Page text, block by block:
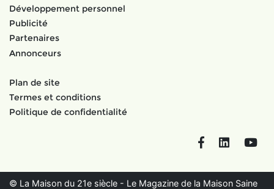
Développement personnel
Publicité
Partenaires
Annonceurs
Plan de site
Termes et conditions
Politique de confidentialité
FacebookLinkedIn
© La Maison du 21e siècle - Le Magazine de la Maison Saine